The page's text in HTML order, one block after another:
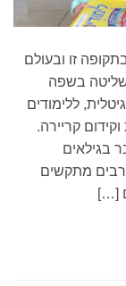
זו ובעולם
בשפה
ללימודים
קריירה.
בגילאים
רבים מתקשים
[…]